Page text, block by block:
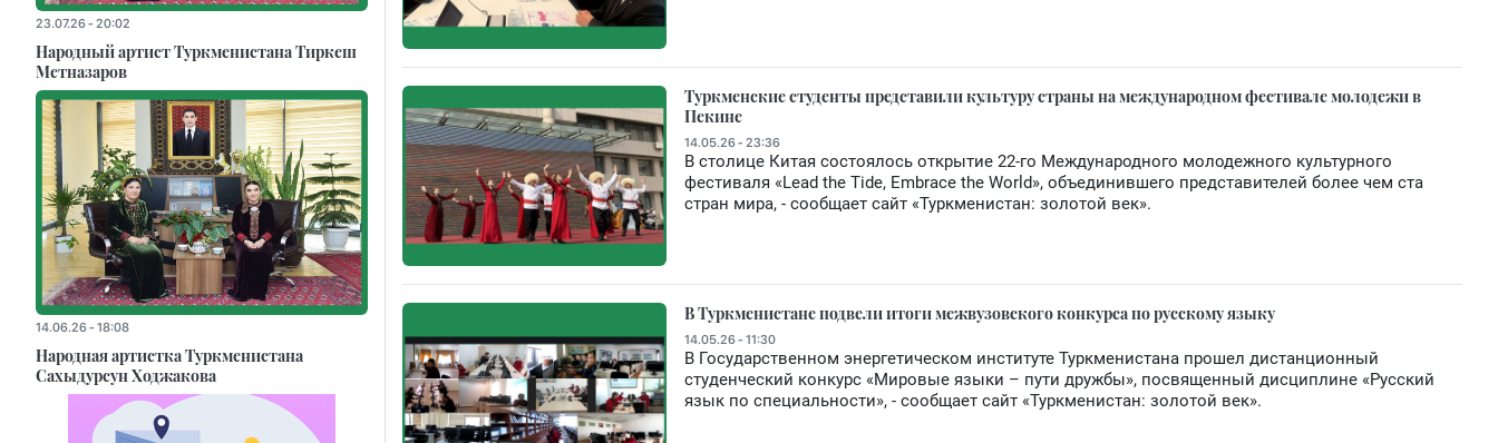
Туркменские студенты представили культуру страны на международном фестивале молодежи в
Пекине
14.05.26 - 23:36
В столице Китая состоялось открытие 22-го Международного молодежного культурного
фестиваля «Lead the Tide, Embrace the World», объединившего представителей более чем ста
стран мира, - сообщает сайт «Туркменистан: золотой век».
В Туркменистане подвели итоги межвузовского конкурса по русскому языку
14.05.26 - 11:30
В Государственном энергетическом институте Туркменистана прошел дистанционный
студенческий конкурс «Мировые языки – пути дружбы», посвященный дисциплине «Русский
язык по специальности», - сообщает сайт «Туркменистан: золотой век».
23.07.26 - 20:02
Народный артист Туркменистана Тиркеш
Мeтназаров
14.06.26 - 18:08
Народная артистка Туркменистана
Сахыдурсун Ходжакова